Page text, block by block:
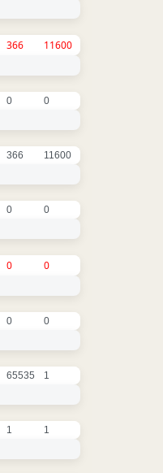
366
11600
0 0
366 11600
0 0
0
0
0 0
65535 1
1 1